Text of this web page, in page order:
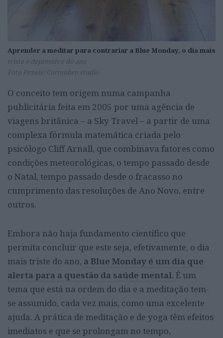
Aprender a meditar para contrariar a Blue Monday, o dia mais
triste e depressivo do ano
Foto Pexels/ Cottonbro studio
O conceito tem origem numa campanha
publicitária feita em 2005 por uma agência de
viagens britânica – a Sky Travel – a partir de uma
complexa fórmula matemática criada pelo
psicólogo Cliff Arnall, que combinava fatores como
condições meteorológicas, o tempo passado desde
o Natal, tempo passado desde o fracasso no
cumprimento das resoluções de Ano Novo, entre
outros.
Embora não haja fundamento científico que
permita concluir que este seja, efetivamente, o dia
mais triste do ano, a Blue Monday é um dia que
alerta para a questão da saúde mental. É um
tema que está na ordem do dia e a meditação tem-
se assumido, cada vez mais, como uma excelente
ajuda. A prática de meditação e de yoga têm efeitos
imediatos e que se prolongam no tempo,